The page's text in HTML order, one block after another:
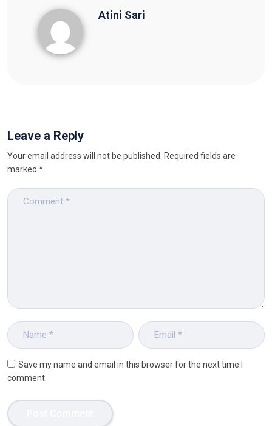
Atini Sari
Leave a Reply
Your email address will not be published.
Required fields are
marked *
Save my name and email in this browser for the next time I
comment.